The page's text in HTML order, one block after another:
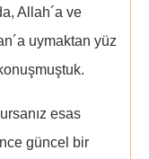
Allah´a ve
uymaktan yüz
esas
güncel bir